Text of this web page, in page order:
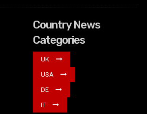
Country News
Categories
UK
USA
DE
IT